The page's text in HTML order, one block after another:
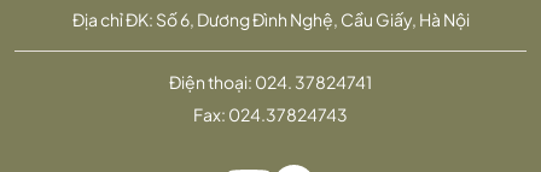
Địa chỉ ĐK: Số 6, Dương Đình Nghệ, Cầu Giấy, Hà Nội
Điện thoại: 024. 37824741
Fax: 024.37824743